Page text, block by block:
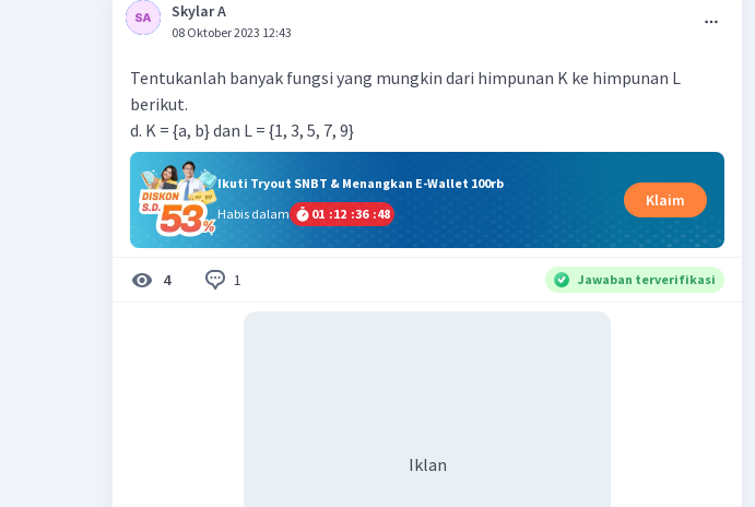
Skylar A
08 Oktober 2023 12:43
Tentukanlah banyak fungsi yang mungkin dari himpunan K ke himpunan L
berikut.
d. K = {a, b} dan L = {1, 3, 5, 7, 9}
Ikuti Tryout SNBT & Menangkan E-Wallet 100rb
Habis dalam
01 :12 :36 :48
Klaim
4 1 Jawaban terverifikasi
Iklan